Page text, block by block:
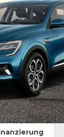
Fahrzeugs